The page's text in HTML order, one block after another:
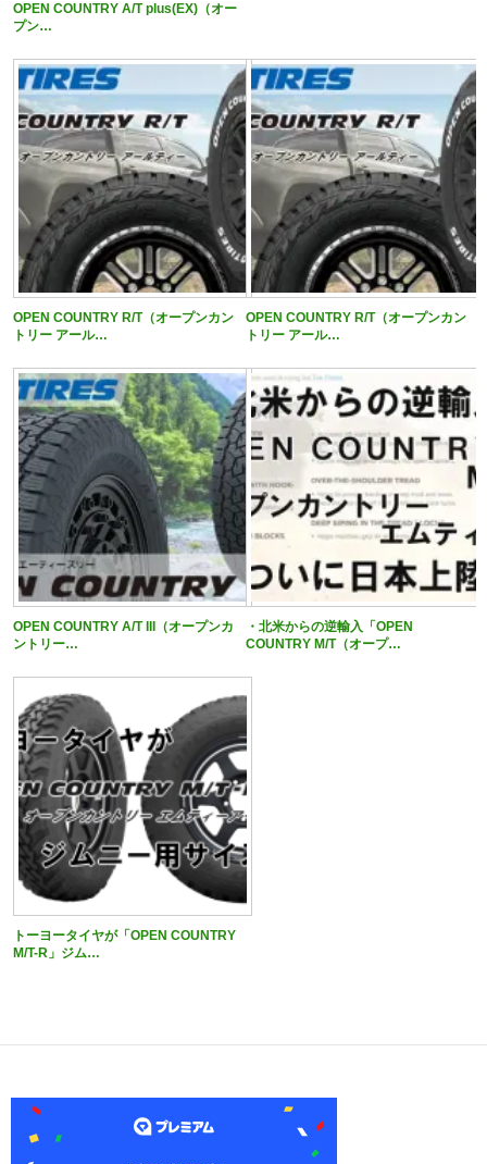
OPEN COUNTRY A/T plus(EX)（オー
プン…
OPEN COUNTRY R/T（オープンカン
トリー アール…
OPEN COUNTRY R/T（オープンカン
トリー アール…
OPEN COUNTRY A/T III（オープンカ
ントリー…
・北米からの逆輸入「OPEN
COUNTRY M/T（オープ…
トーヨータイヤが「OPEN COUNTRY
M/T-R」ジム…